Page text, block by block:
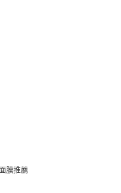
膜推薦